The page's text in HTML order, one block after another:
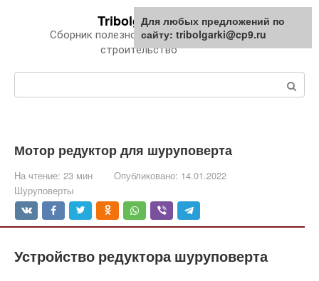
Tribolgarki.ru
Сборник полезной информации про
строительство
Мотор редуктор для шуруповерта
На чтение: 23 мин Опубликовано: 14.01.2022
Шуруповерты
Устройство редуктора шуруповерта
Для любых предложений по
сайту: tribolgarki@cp9.ru